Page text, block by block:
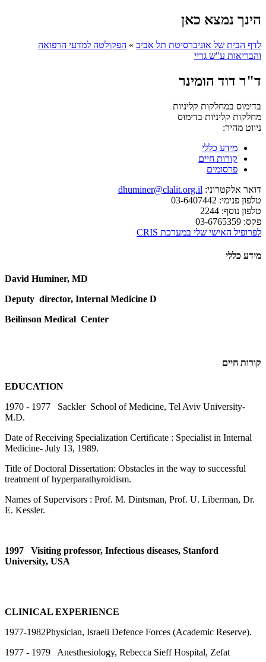
הינך נמצא כאן
לדף הבית של אוניברסיטת תל אביב » הפקולטה למדעי הרפואה
והבריאות ע"ש גריי
ד"ר דוד הומינר
בדימוס במחלקות קליניות
מחלקות קליניות בדימוס
ניווט מהיר:
מידע כללי
קורות חיים
פרסומים
דואר אלקטרוני: dhuminer@clalit.org.il
טלפון פנימי:
טלפון נוסף:
פקס:
לפרופיל האישי שלי במערכת CRIS
מידע כללי
David Huminer, MD
Deputy director, Internal Medicine D
Beilinson Medical Center
קורות חיים
EDUCATION
1970 - 1977 Sackler School of Medicine, Tel Aviv University-
M.D.
Date of Receiving Specialization Certificate : Specialist in Internal
Medicine- July 13, 1989.
Title of Doctoral Dissertation: Obstacles in the way to successful
treatment of hyperparathyroidism.
Names of Supervisors : Prof. M. Dintsman, Prof. U. Liberman, Dr.
E. Kessler.
1997 Visiting professor, Infectious diseases, Stanford
University, USA
CLINICAL EXPERIENCE
1977-1982Physician, Israeli Defence Forces (Academic Reserve).
1977 - 1979 Anesthesiology, Rebecca Sieff Hospital, Zefat